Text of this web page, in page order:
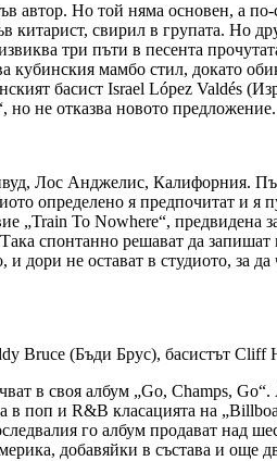
автор. Но той няма основен, а
китарист, свирил в групата. Но
три пъти в песента
мамбо стил, докато
басист Israel López Valdés
но не отказва новото предложение.
Лос Анджелис, Калифорния.
определено я предпочитат и я
„Train To Nowhere“, предвидена
спонтанно решават да
не остават в студиото, за
Bruce (Бъди Брус), басистът
в своя албум „Go, Champs,
поп и R&B класацията на
го албум продават над
добавяйки в състава и